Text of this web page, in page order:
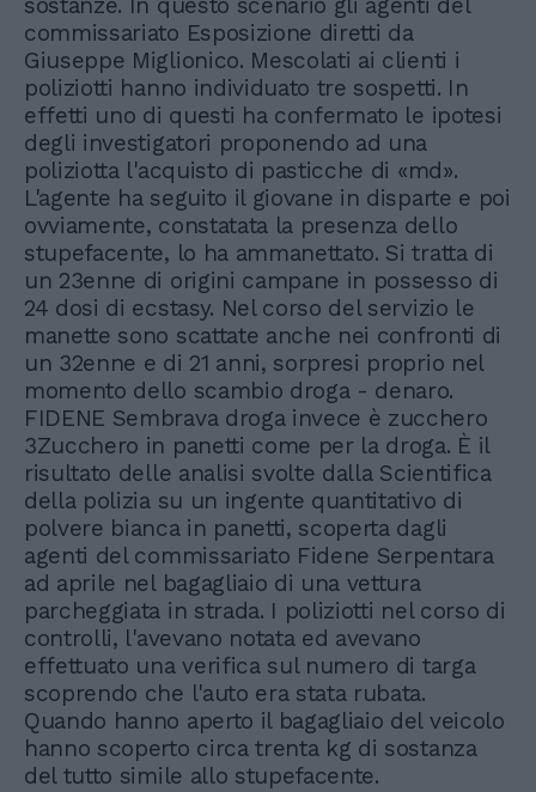
sostanze. In questo scenario gli agenti del
commissariato Esposizione diretti da
Giuseppe Miglionico. Mescolati ai clienti i
poliziotti hanno individuato tre sospetti. In
effetti uno di questi ha confermato le ipotesi
degli investigatori proponendo ad una
poliziotta l'acquisto di pasticche di «md».
L'agente ha seguito il giovane in disparte e poi
ovviamente, constatata la presenza dello
stupefacente, lo ha ammanettato. Si tratta di
un 23enne di origini campane in possesso di
24 dosi di ecstasy. Nel corso del servizio le
manette sono scattate anche nei confronti di
un 32enne e di 21 anni, sorpresi proprio nel
momento dello scambio droga - denaro.
FIDENE Sembrava droga invece è zucchero
3Zucchero in panetti come per la droga. È il
risultato delle analisi svolte dalla Scientifica
della polizia su un ingente quantitativo di
polvere bianca in panetti, scoperta dagli
agenti del commissariato Fidene Serpentara
ad aprile nel bagagliaio di una vettura
parcheggiata in strada. I poliziotti nel corso di
controlli, l'avevano notata ed avevano
effettuato una verifica sul numero di targa
scoprendo che l'auto era stata rubata.
Quando hanno aperto il bagagliaio del veicolo
hanno scoperto circa trenta kg di sostanza
del tutto simile allo stupefacente.